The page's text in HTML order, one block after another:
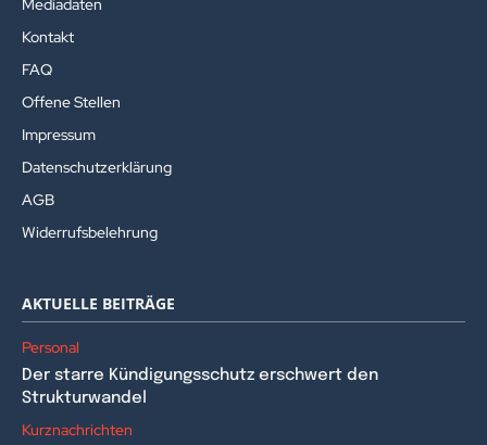
Mediadaten
Kontakt
FAQ
Offene Stellen
Impressum
Datenschutzerklärung
AGB
Widerrufsbelehrung
AKTUELLE BEITRÄGE
Personal
Der starre Kündigungsschutz erschwert den
Strukturwandel
Kurznachrichten